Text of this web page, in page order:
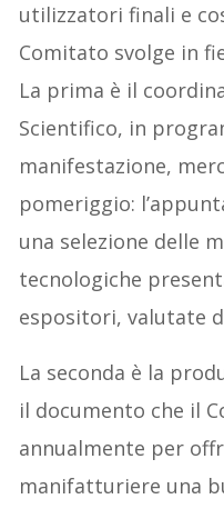
utilizzatori finali e
Comitato svolge in
La prima è il
Scientifico, in
manifestazione,
pomeriggio:
una selezione delle
tecnologiche
espositori, valutate
La seconda è la
il documento che il
annualmente per
manifatturiere una